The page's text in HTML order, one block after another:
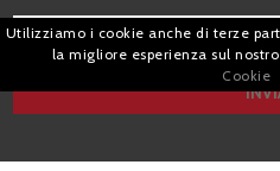
Utilizziamo i cookie anche di terze
la migliore esperienza sul
Cookie